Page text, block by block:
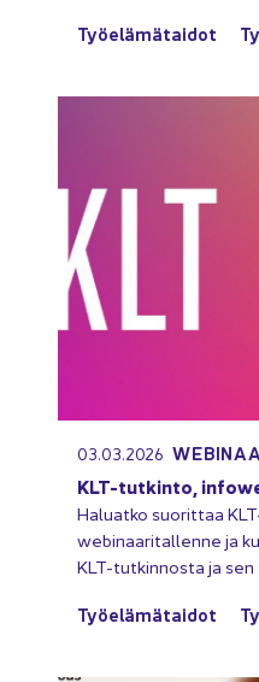
Työ­elä­mä­tai­dot
03.03.2026
KLT-​tutkinto,
Ha­luat­ko suo­rit­taa
webinaaritallenne ja
KLT-​tutkinnosta ja
Työ­elä­mä­tai­dot